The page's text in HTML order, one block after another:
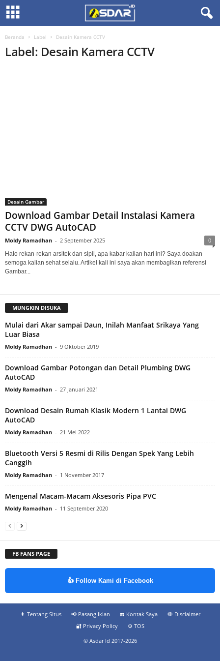
Beranda Label Desain Kamera CCTV
Label: Desain Kamera CCTV
Desain Gambar
Download Gambar Detail Instalasi Kamera
CCTV DWG AutoCAD
Moldy Ramadhan - 2 September 2025 0
Halo rekan-rekan arsitek dan sipil, apa kabar kalian hari ini? Saya doakan
semoga kalian sehat selalu. Artikel kali ini saya akan membagikan referensi
Gambar...
MUNGKIN DISUKA
Mulai dari Akar sampai Daun, Inilah Manfaat Srikaya Yang
Luar Biasa
Moldy Ramadhan - 9 Oktober 2019
Download Gambar Potongan dan Detail Plumbing DWG
AutoCAD
Moldy Ramadhan - 27 Januari 2021
Download Desain Rumah Klasik Modern 1 Lantai DWG
AutoCAD
Moldy Ramadhan - 21 Mei 2022
Bluetooth Versi 5 Resmi di Rilis Dengan Spek Yang Lebih
Canggih
Moldy Ramadhan - 1 November 2017
Mengenal Macam-Macam Aksesoris Pipa PVC
Moldy Ramadhan - 11 September 2020
FB FANS PAGE
👍 Follow Kami di Facebook
👨‍ Tentang Situs 📢 Pasang Iklan ☎️ Kontak Saya
🛑 Disclaimer
🔐 Privacy Policy
⚙️ TOS
© Asdar Id 2017-2026